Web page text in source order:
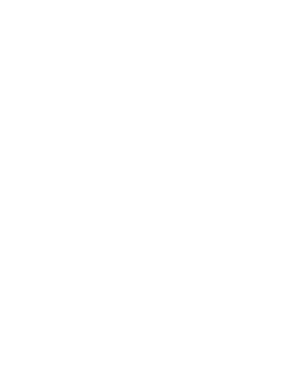
es: Leinen los für unsere täglichen
heißt es Leinen los für